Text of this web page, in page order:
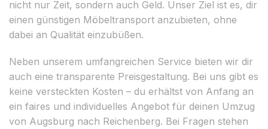
nicht nur Zeit, sondern auch Geld. Unser Ziel ist es, dir
einen günstigen Möbeltransport anzubieten, ohne
dabei an Qualität einzubüßen.
Neben unserem umfangreichen Service bieten wir dir
auch eine transparente Preisgestaltung. Bei uns gibt es
keine versteckten Kosten – du erhältst von Anfang an
ein faires und individuelles Angebot für deinen Umzug
von Augsburg nach Reichenberg. Bei Fragen stehen